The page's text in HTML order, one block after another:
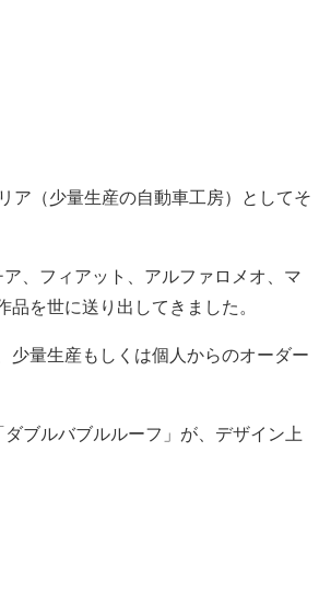
ア（少量生産の自動車工房）としてそ
、フィアット、アルファロメオ、マ
を世に送り出してきました。
少量生産もしくは個人からのオーダー
ブルバブルルーフ」が、デザイン上